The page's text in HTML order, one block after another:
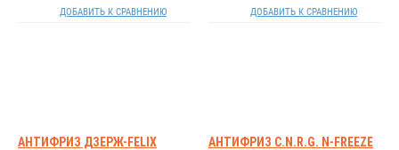
ДОБАВИТЬ К СРАВНЕНИЮ
ДОБАВИТЬ К СРАВНЕНИЮ
АНТИФРИЗ ДЗЕРЖ-FELIX
АНТИФРИЗ C.N.R.G. N-FREEZE